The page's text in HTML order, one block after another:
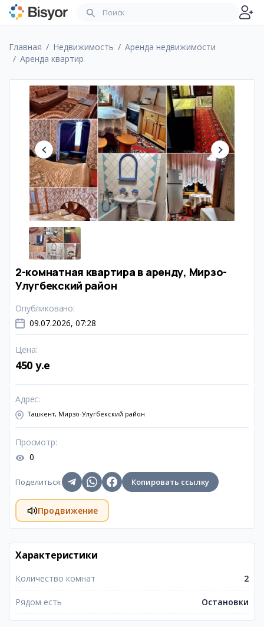
Главная Недвижимость
Аренда недвижимости
Аренда квартир
2-комнатная квартира в аренду, Мирзо-
Улугбекский район
Опубликовано:
09.07.2026, 07:28
Цена:
450 y.e
Адрес:
Ташкент, Мирзо-Улугбекский район
Просмотр:
0
Поделиться: Копировать ссылку
Продвижение
Характеристики
Количество комнат 2
Рядом есть Остановки